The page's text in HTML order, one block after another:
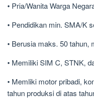
• Pria/Wanita Warga
• Pendidikan min. SMA/K
• Berusia maks. 50 tahun,
• Memiliki SIM C, STNK,
• Memliki motor pribadi,
tahun produksi di atas